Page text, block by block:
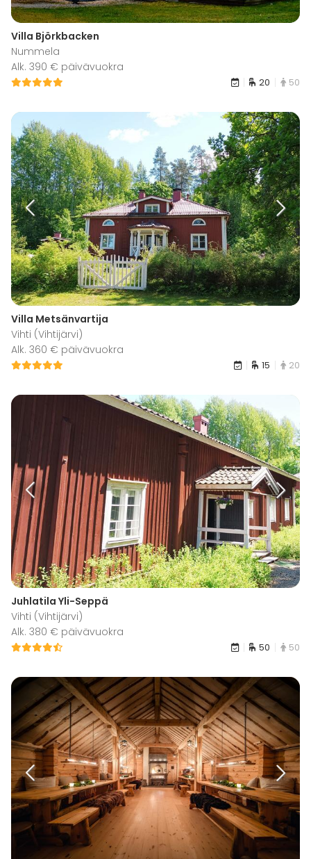
Villa Björkbacken
Nummela
Alk. 390 € päivävuokra
20 50
Villa Metsänvartija
Vihti (Vihtijärvi)
Alk. 360 € päivävuokra
15 20
Juhlatila Yli-Seppä
Vihti (Vihtijärvi)
Alk. 380 € päivävuokra
50 50